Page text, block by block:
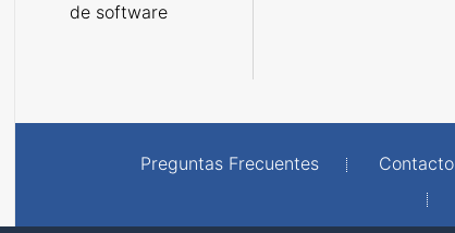
de software
Preguntas Frecuentes Contacto